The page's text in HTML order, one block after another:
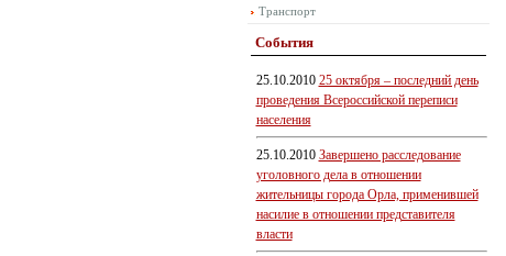
Транспорт
События
25.10.2010 25 октября – последний день
проведения Всероссийской переписи
населения
25.10.2010 Завершено расследование
уголовного дела в отношении
жительницы города Орла, применившей
насилие в отношении представителя
власти